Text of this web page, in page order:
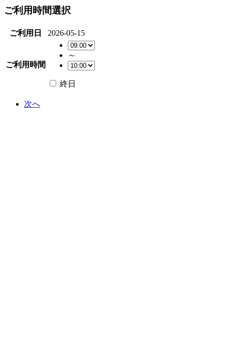
ご利用時間選択
ご利用日 2026-05-15
ご利用時間
～
終日
次へ